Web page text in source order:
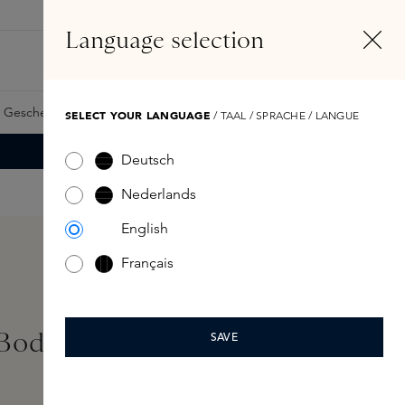
Samples Skins Exclusives Skins Boxen
Cream & Pump
Language selection
SELECT YOUR LANGUAGE / TAAL / SPRACHE / LANGUE
Deutsch
Nederlands
English
Français
SAVE